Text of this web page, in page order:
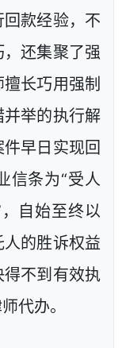
款经验，不
还集聚了强
长巧用强制
举的执行解
早日实现回
信条为“受人
自始至终以
的胜诉权益
不到有效执
代办。